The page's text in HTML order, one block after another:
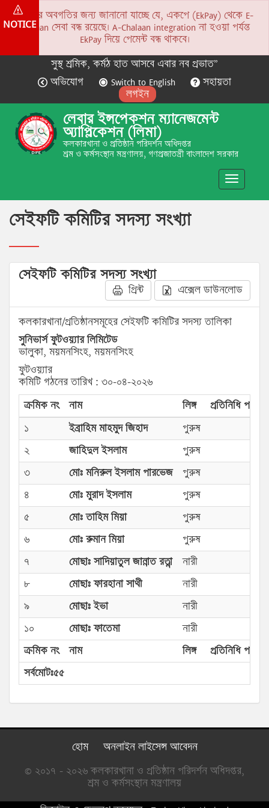
NOTICE
সকলের অবগতির জন্য জানানো যাচ্ছে যে, একপে (EkPay) থেকে E-
Chalaan সেবা বন্ধ রয়েছে। A-Chalaan integration না হওয়া পর্যন্ত
EkPay দিয়ে পেমেন্ট বন্ধ থাকবে।
সুস্থ শ্রমিক, কর্মঠ হাত আসবে এবার নব প্রভাত”
অভিযোগ
Switch to English
সহায়তা
লগইন
লেবার ইন্সপেকশন ম্যানেজমেন্ট
অ্যাপ্লিকেশন (লিমা)
কলকারখানা ও প্রতিষ্ঠান পরিদর্শন অধিদপ্তর
শ্রম ও কর্মসংস্থান মন্ত্রণালয়, গণপ্রজাতন্ত্রী বাংলাদেশ সরকার
Toggle
সেইফটি কমিটির সদস্য সংখ্যা
সেইফটি কমিটির সদস্য সংখ্যা
প্রিন্ট এক্সেল ডাউনলোড
কলকারখানা/প্রতিষ্ঠানসমূহের সেইফটি কমিটির সদস্য তালিকা
সুনিভার্স ফুটওয়্যার লিমিটেড
ভালুকা, ময়মনসিংহ, ময়মনসিংহ
ফুটওয়্যার
কমিটি গঠনের তারিখ : ৩০-০৪-২০২৬
ক্রমিক নং
নাম লিঙ্গ
প্রতিনিধি
১
ইব্রাহিম মাহমুদ জিহাদ
পুরুষ
২
জাহিদুল ইসলাম
পুরুষ
৩
মোঃ মনিরুল ইসলাম পারভেজ
পুরুষ
৪
মোঃ মুরাদ ইসলাম
পুরুষ
৫
মোঃ তাহিম মিয়া
পুরুষ
৬
মোঃ রুমান মিয়া
পুরুষ
৭
মোছাঃ সাদিয়াতুল জান্নাত রত্না
নারী
৮
মোছাঃ ফারহানা সাথী
নারী
৯
মোছাঃ ইভা
নারী
১০
মোছাঃ ফাতেমা
নারী
ক্রমিক নং
নাম লিঙ্গ
প্রতিনিধি
সর্বমোটঃ৫৫
হোম
অনলাইন লাইসেন্স আবেদন
© ২০১৭ - ২০২৬ কলকারখানা ও প্রতিষ্ঠান পরিদর্শন অধিদপ্তর,
শ্রম ও কর্মসংস্থান মন্ত্রণালয়